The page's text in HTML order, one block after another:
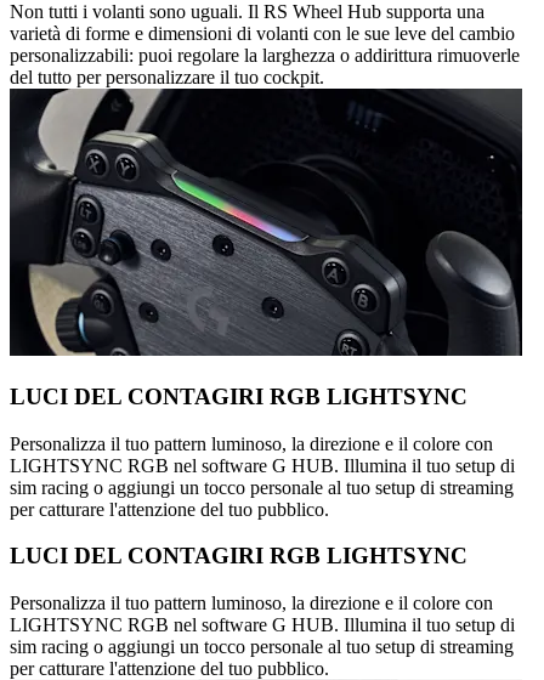
Non tutti i volanti sono uguali. Il RS Wheel Hub supporta una
varietà di forme e dimensioni di volanti con le sue leve del cambio
personalizzabili: puoi regolare la larghezza o addirittura rimuoverle
del tutto per personalizzare il tuo cockpit.
LUCI DEL CONTAGIRI RGB LIGHTSYNC
Personalizza il tuo pattern luminoso, la direzione e il colore con
LIGHTSYNC RGB nel software G HUB. Illumina il tuo setup di
sim racing o aggiungi un tocco personale al tuo setup di streaming
per catturare l'attenzione del tuo pubblico.
LUCI DEL CONTAGIRI RGB LIGHTSYNC
Personalizza il tuo pattern luminoso, la direzione e il colore con
LIGHTSYNC RGB nel software G HUB. Illumina il tuo setup di
sim racing o aggiungi un tocco personale al tuo setup di streaming
per catturare l'attenzione del tuo pubblico.